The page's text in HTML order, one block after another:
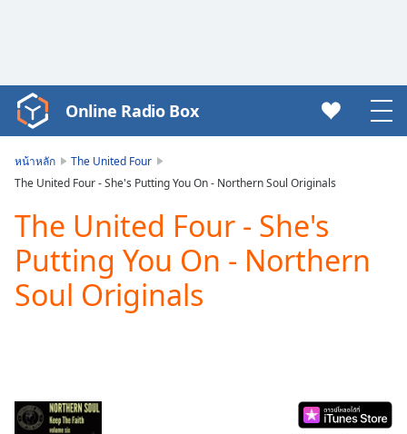
Video
Player
loading.
Video
Play
Skip
Backward
Skip
Forward
Duration-:-
Loaded:
Online Radio Box
หน้าหลัก
The United Four
The United Four - She's Putting You On - Northern Soul Originals
The United Four - She's
Putting You On - Northern
Soul Originals